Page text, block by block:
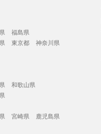
福島県
東京都
神奈川県
和歌山県
宮崎県
鹿児島県